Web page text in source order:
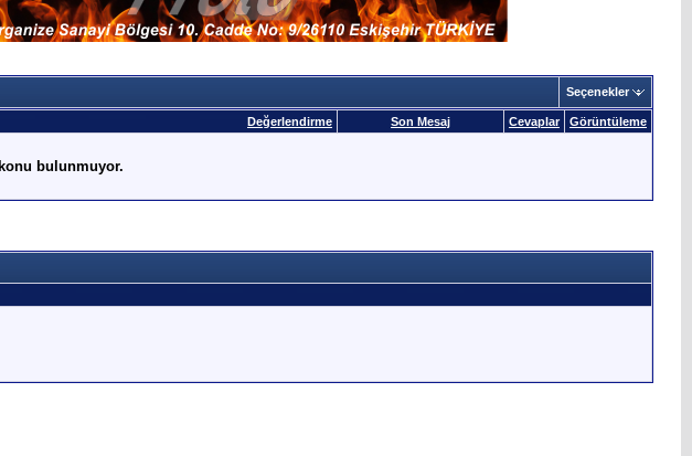
Seçenekler
Değerlendirme Son Mesaj Cevaplar Görüntüleme
bulunmuyor.